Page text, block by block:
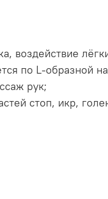
воздействие
по L-образной
рук;
стоп, икр,